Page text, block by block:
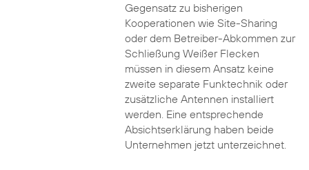
Gegensatz zu bisherigen
Kooperationen wie Site-Sharing
oder dem Betreiber-Abkommen zur
Schließung Weißer Flecken
müssen in diesem Ansatz keine
zweite separate Funktechnik oder
zusätzliche Antennen installiert
werden. Eine entsprechende
Absichtserklärung haben beide
Unternehmen jetzt unterzeichnet.